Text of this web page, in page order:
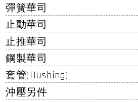
彈簧華司
止動華司
止推華司
鋼製華司
套管(Bushing)
沖壓另件